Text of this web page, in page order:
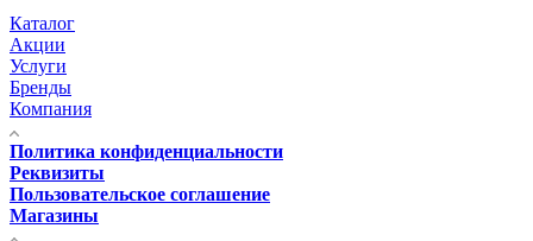
Каталог
Акции
Услуги
Бренды
Компания
Политика конфиденциальности
Реквизиты
Пользовательское соглашение
Магазины